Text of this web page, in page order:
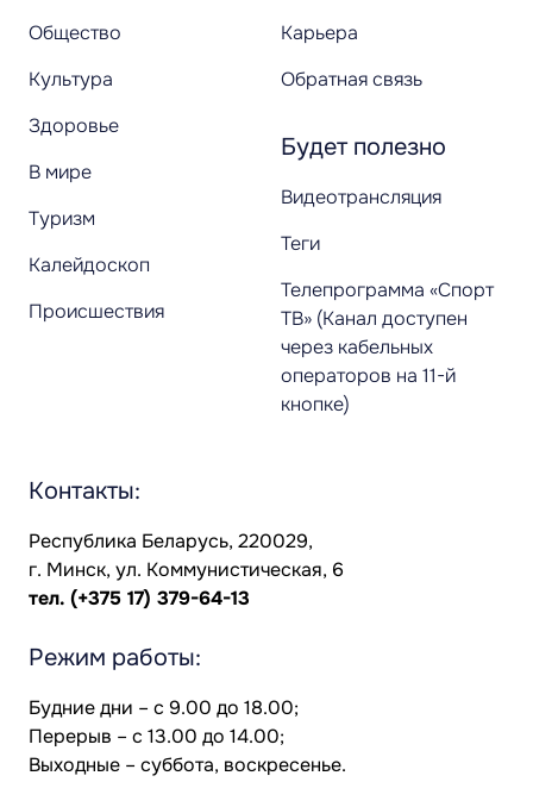
Общество
Культура
Здоровье
В мире
Туризм
Калейдоскоп
Происшествия
Карьера
Обратная связь
Будет полезно
Видеотрансляция
Теги
Телепрограмма «Спорт
ТВ» (Канал доступен
через кабельных
операторов на 11-й
кнопке)
Контакты:
Республика Беларусь, 220029,
г. Минск, ул. Коммунистическая, 6
тел. (+375 17) 379-64-13
Режим работы:
Будние дни – с 9.00 до 18.00;
Перерыв – с 13.00 до 14.00;
Выходные – суббота, воскресенье.